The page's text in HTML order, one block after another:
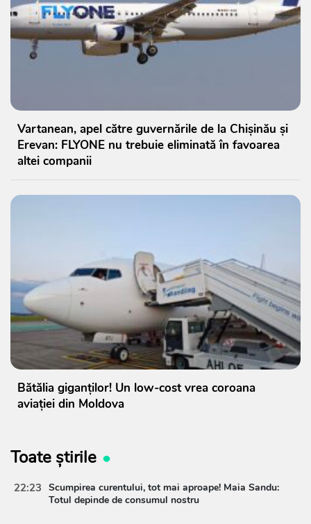
Vartanean, apel către guvernările de la Chișinău și
Erevan: FLYONE nu trebuie eliminată în favoarea
altei companii
Bătălia giganților! Un low-cost vrea coroana
aviației din Moldova
Toate știrile
22:23 Scumpirea curentului, tot mai aproape! Maia Sandu:
Totul depinde de consumul nostru